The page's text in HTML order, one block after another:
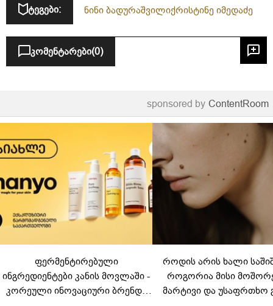
ტეგები: ნინი ბადურაშვილიქრისტინე იმედაძე
კომენტარები(0)
sponsored by ContentRoom
ფერმენტირებული
ინგრედიენტები კანის მოვლაში -
კორეული ინოვაციური ბრენდი
როდის არის ხალი
როგორია მისი
მარტივი და უსაფრთხო